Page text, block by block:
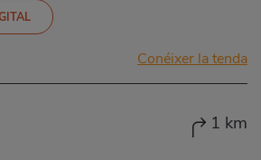
Conéixer la tenda
1 km